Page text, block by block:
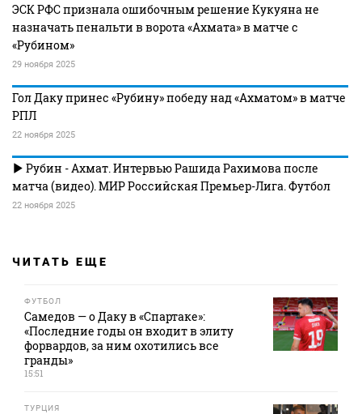
ЭСК РФС признала ошибочным решение Кукуяна не
назначать пенальти в ворота «Ахмата» в матче с
«Рубином»
29 ноября 2025
Гол Даку принес «Рубину» победу над «Ахматом» в матче
РПЛ
22 ноября 2025
Рубин - Ахмат. Интервью Рашида Рахимова после
матча (видео). МИР Российская Премьер-Лига. Футбол
22 ноября 2025
ЧИТАТЬ ЕЩЕ
ФУТБОЛ
Самедов — о Даку в «Спартаке»:
«Последние годы он входит в элиту
форвардов, за ним охотились все
гранды»
15:51
ТУРЦИЯ